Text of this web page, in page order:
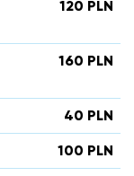
120 PLN
160 PLN
40 PLN
100 PLN